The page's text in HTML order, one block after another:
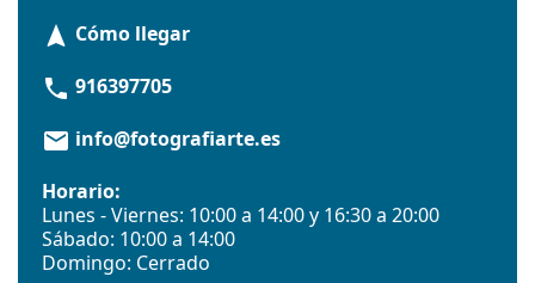
navigation Cómo llegar
phone 916397705
email info@fotografiarte.es
Horario:
Lunes - Viernes: 10:00 a 14:00 y 16:30 a 20:00
Sábado: 10:00 a 14:00
Domingo: Cerrado